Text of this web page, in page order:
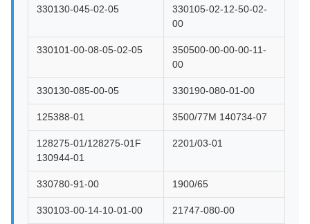
330130-045-02-05
330105-02-12-50-02-
00
330101-00-08-05-02-05
350500-00-00-00-11-
00
330130-085-00-05 330190-080-01-00
125388-01 3500/77M 140734-07
128275-01/128275-01F
130944-01
2201/03-01
330780-91-00 1900/65
330103-00-14-10-01-00 21747-080-00